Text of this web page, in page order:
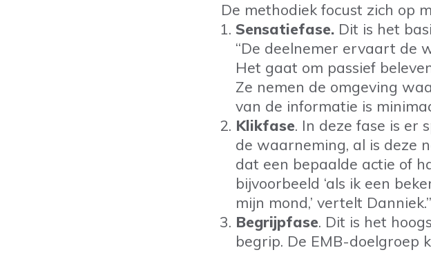
De methodiek focust zich op
Sensatiefase. Dit is het
“De deelnemer ervaart de
Het gaat om passief
Ze nemen de omgeving
van de informatie is
Klikfase. In deze fase is er
de waarneming, al is deze
dat een bepaalde actie of
bijvoorbeeld ‘als ik een
mijn mond,’ vertelt Danniek.”
Begrijpfase. Dit is het
begrip. De EMB-doelgroep